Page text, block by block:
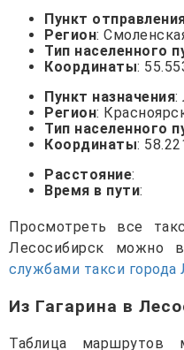
Пункт
Регион:
Тип населенного
Координаты:
Пункт назначения:
Регион:
Тип населенного
Координаты:
Расстояние:
Время в пути:
Просмотреть все
Лесосибирск можно
службами такси города
Из Гагарина в
Таблица маршрутов